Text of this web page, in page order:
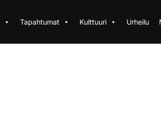
Tapahtumat Kulttuuri Urheilu